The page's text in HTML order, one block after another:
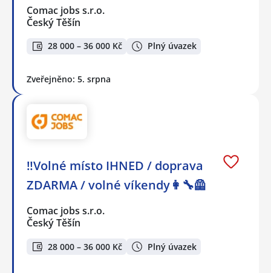
Comac jobs s.r.o.
Český Těšín
28 000 – 36 000 Kč Plný úvazek
Zveřejněno: 5. srpna
‼️Volné místo IHNED / doprava
ZDARMA / volné víkendy👩‍🔧🦺
Comac jobs s.r.o.
Český Těšín
28 000 – 36 000 Kč Plný úvazek